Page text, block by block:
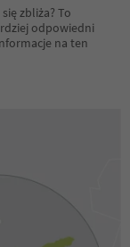
zbliża? To
odpowiedni
na ten